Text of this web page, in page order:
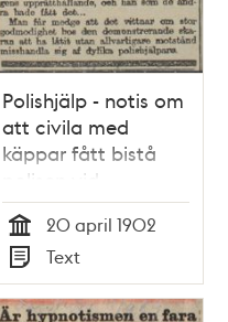
Polishjälp - notis om
att civila med
käppar fått bistå
polisen vid
demonstration 1902
Tid
20 april 1902
Typ
Text